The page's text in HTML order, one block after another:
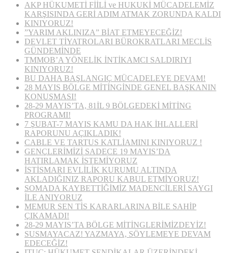
AKP HÜKUMETİ FİİLİ ve HUKUKİ MÜCADELEMİZ
KARŞISINDA GERİ ADIM ATMAK ZORUNDA KALDI
KINIYORUZ!
”YARIM AKLINIZA” BİAT ETMEYECEĞİZ!
DEVLET TİYATROLARI BÜROKRATLARI MECLİS
GÜNDEMİNDE
TMMOB’A YÖNELİK İNTİKAMCI SALDIRIYI
KINIYORUZ!
BU DAHA BAŞLANGIÇ MÜCADELEYE DEVAM!
28 MAYIS BÖLGE MİTİNGİNDE GENEL BAŞKANIN
KONUŞMASI!
28-29 MAYIS’TA, 81İL 9 BÖLGEDEKİ MİTİNG
PROGRAMI!
7 ŞUBAT-7 MAYIS KAMU DA HAK İHLALLERİ
RAPORUNU AÇIKLADIK!
CABLE VE TARTUS KATLİAMINI KINIYORUZ !
GENÇLERİMİZİ SADECE 19 MAYIS’DA
HATIRLAMAK İSTEMİYORUZ
İSTİSMARI EVLİLİK KURUMU ALTINDA
AKLADIĞINIZ RAPORU KABUL ETMİYORUZ!
SOMADA KAYBETTİĞİMİZ MADENCİLERİ SAYGI
İLE ANIYORUZ
MEMUR SEN TİS KARARLARINA BİLE SAHİP
ÇIKAMADI!
28-29 MAYIS’TA BÖLGE MİTİNGLERİMİZDEYİZ!
SUSMAYACAZ! YAZMAYA, SÖYLEMEYE DEVAM
EDECEĞİZ!